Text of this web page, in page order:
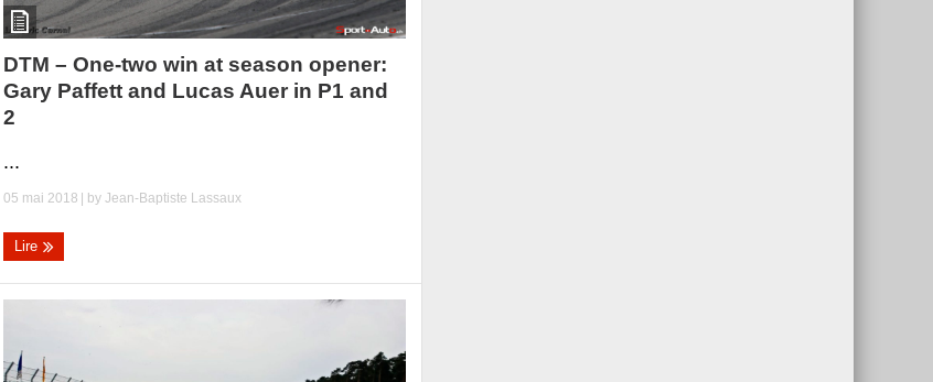
DTM – One-two win at season opener:
Gary Paffett and Lucas Auer in P1 and
2
...
05 mai 2018 | byJean-Baptiste Lassaux
Lire